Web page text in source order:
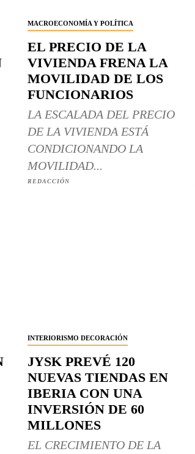
MACROECONOMÍA Y POLÍTICA
EL PRECIO DE LA
VIVIENDA FRENA LA
MOVILIDAD DE LOS
FUNCIONARIOS
LA ESCALADA DEL PRECIO
DE LA VIVIENDA ESTÁ
CONDICIONANDO LA
MOVILIDAD...
REDACCIÓN
INTERIORISMO DECORACIÓN
JYSK PREVÉ 120
NUEVAS TIENDAS EN
IBERIA CON UNA
INVERSIÓN DE 60
MILLONES
EL CRECIMIENTO DE LA